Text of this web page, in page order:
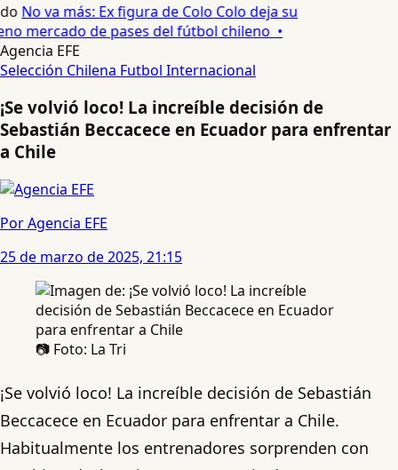
No va más: Ex figura de Colo Colo deja su
mercado de pases del fútbol chileno •
Agencia EFE
Selección Chilena Futbol Internacional
¡Se volvió loco! La increíble decisión de
Sebastián Beccacece en Ecuador para enfrentar
a Chile
Por Agencia EFE
25 de marzo de 2025, 21:15
📷 Foto: La Tri
¡Se volvió loco! La increíble decisión de Sebastián
Beccacece en Ecuador para enfrentar a Chile.
Habitualmente los entrenadores sorprenden con